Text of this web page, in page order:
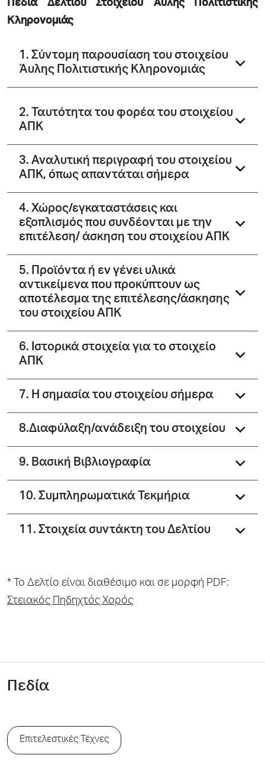
Πεδία Δελτίου Στοιχείου Άυλης Πολιτιστικής
Κληρονομιάς
1. Σύντομη παρουσίαση του στοιχείου
Άυλης Πολιτιστικής Κληρονομιάς
2. Ταυτότητα του φορέα του στοιχείου
ΑΠΚ
3. Αναλυτική περιγραφή του στοιχείου
ΑΠΚ, όπως απαντάται σήμερα
4. Χώρος/εγκαταστάσεις και
εξοπλισμός που συνδέονται με την
επιτέλεση/ άσκηση του στοιχείου ΑΠΚ
5. Προϊόντα ή εν γένει υλικά
αντικείμενα που προκύπτουν ως
αποτέλεσμα της επιτέλεσης/άσκησης
του στοιχείου ΑΠΚ
6. Ιστορικά στοιχεία για το στοιχείο
ΑΠΚ
7. Η σημασία του στοιχείου σήμερα
8.Διαφύλαξη/ανάδειξη του στοιχείου
9. Βασική Βιβλιογραφία
10. Συμπληρωματικά Τεκμήρια
11. Στοιχεία συντάκτη του Δελτίου
* To Δελτίο είναι διαθέσιμο και σε μορφή PDF:
Στειακός Πηδηχτός Χορός
Πεδία
Επιτελεστικές Τέχνες